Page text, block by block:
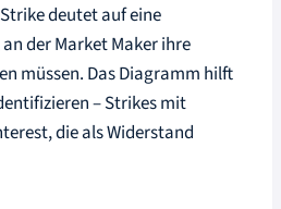
deutet auf eine
der Market Maker ihre
müssen. Das Diagramm hilft
– Strikes mit
die als Widerstand